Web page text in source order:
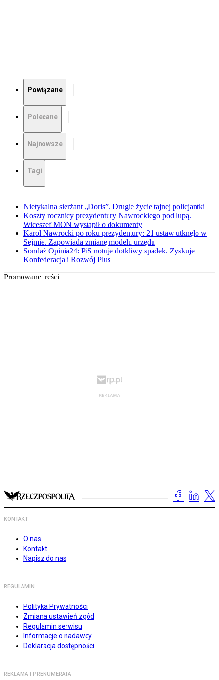
Powiązane
Polecane
Najnowsze
Tagi
Nietykalna sierżant „Doris”. Drugie życie tajnej policjantki
Koszty rocznicy prezydentury Nawrockiego pod lupą.
Wiceszef MON wystąpił o dokumenty
Karol Nawrocki po roku prezydentury: 21 ustaw utknęło w
Sejmie. Zapowiada zmianę modelu urzędu
Sondaż Opinia24: PiS notuje dotkliwy spadek. Zyskuje
Konfederacja i Rozwój Plus
Promowane treści
KONTAKT
O nas
Kontakt
Napisz do nas
REGULAMIN
Polityka Prywatności
Zmiana ustawień zgód
Regulamin serwisu
Informacje o nadawcy
Deklaracja dostępności
REKLAMA I PRENUMERATA